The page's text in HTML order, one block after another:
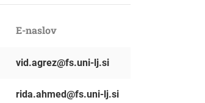
E-naslov
vid.agrez@fs.uni-lj.si
rida.ahmed@fs.uni-lj.si